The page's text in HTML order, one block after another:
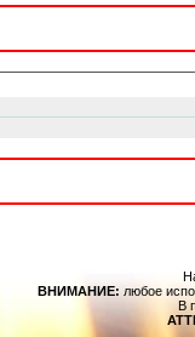
ВНИМАНИЕ: любое
В